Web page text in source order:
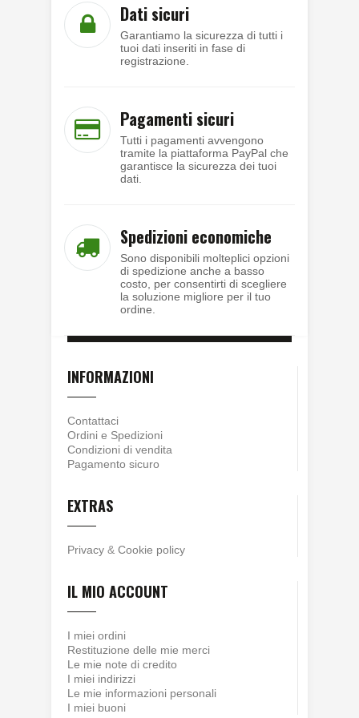
Dati sicuri
Garantiamo la sicurezza di tutti i
tuoi dati inseriti in fase di
registrazione.
Pagamenti sicuri
Tutti i pagamenti avvengono
tramite la piattaforma PayPal che
garantisce la sicurezza dei tuoi
dati.
Spedizioni economiche
Sono disponibili molteplici opzioni
di spedizione anche a basso
costo, per consentirti di scegliere
la soluzione migliore per il tuo
ordine.
INFORMAZIONI
Contattaci
Ordini e Spedizioni
Condizioni di vendita
Pagamento sicuro
EXTRAS
Privacy & Cookie policy
IL MIO ACCOUNT
I miei ordini
Restituzione delle mie merci
Le mie note di credito
I miei indirizzi
Le mie informazioni personali
I miei buoni